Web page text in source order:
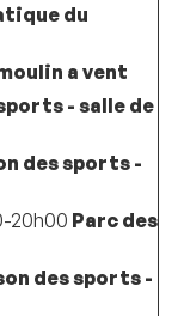
du
a vent
- salle de
des sports -
20h00 Parc des
des sports -